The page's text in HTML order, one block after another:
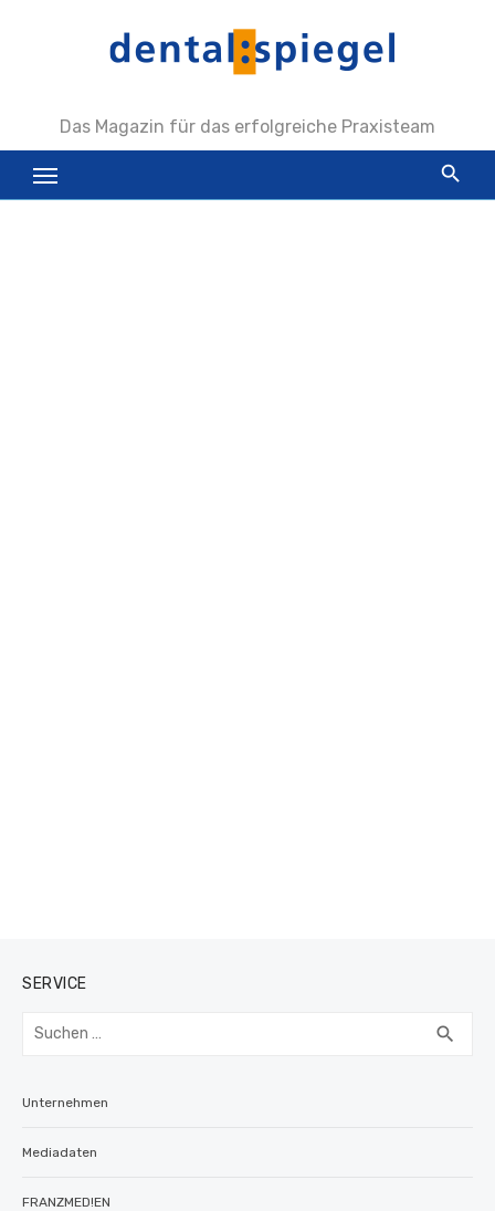
Das Magazin für das erfolgreiche Praxisteam
SERVICE
Suchen
search
Unternehmen
Mediadaten
FRANZMED!EN